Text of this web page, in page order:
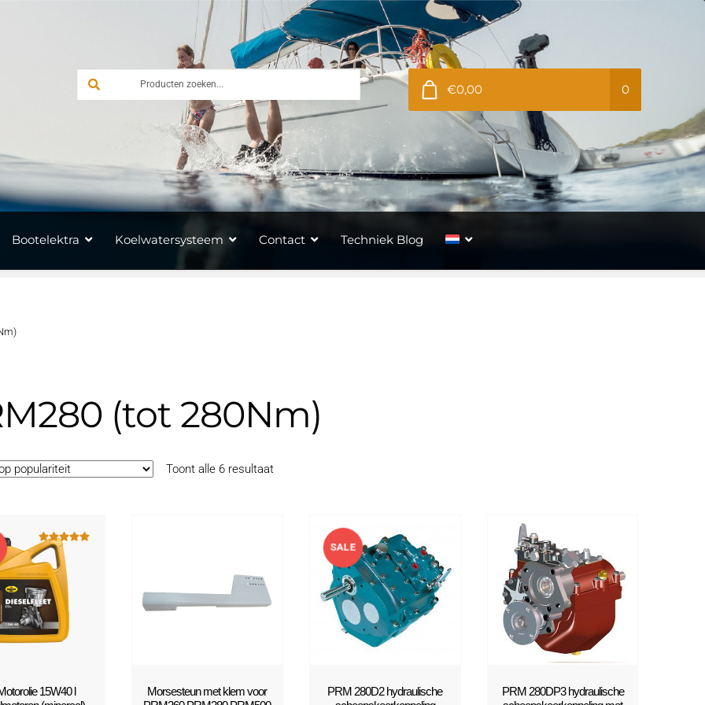
€0,00 0
Bootelektra Koelwatersysteem Contact Techniek Blog
(tot 280Nm)
Toont alle 6 resultaatGesorteerd
15W40 l
Gewaardeerd
5.00uit 5
Morsesteun met klem voor
PRM 280D2 hydraulische
SALE
!
PRM 280DP3 hydraulische